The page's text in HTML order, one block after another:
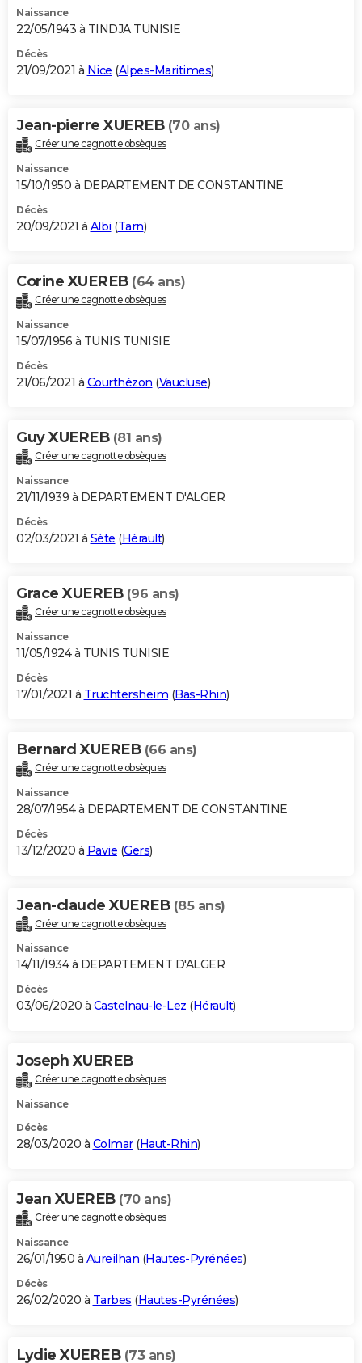
Naissance
22/05/1943 à TINDJA TUNISIE
Décès
21/09/2021 à Nice (Alpes-Maritimes)
Jean-pierre XUEREB (70 ans)
Créer une cagnotte obsèques
Naissance
15/10/1950 à DEPARTEMENT DE CONSTANTINE
Décès
20/09/2021 à Albi (Tarn)
Corine XUEREB (64 ans)
Créer une cagnotte obsèques
Naissance
15/07/1956 à TUNIS TUNISIE
Décès
21/06/2021 à Courthézon (Vaucluse)
Guy XUEREB (81 ans)
Créer une cagnotte obsèques
Naissance
21/11/1939 à DEPARTEMENT D'ALGER
Décès
02/03/2021 à Sète (Hérault)
Grace XUEREB (96 ans)
Créer une cagnotte obsèques
Naissance
11/05/1924 à TUNIS TUNISIE
Décès
17/01/2021 à Truchtersheim (Bas-Rhin)
Bernard XUEREB (66 ans)
Créer une cagnotte obsèques
Naissance
28/07/1954 à DEPARTEMENT DE CONSTANTINE
Décès
13/12/2020 à Pavie (Gers)
Jean-claude XUEREB (85 ans)
Créer une cagnotte obsèques
Naissance
14/11/1934 à DEPARTEMENT D'ALGER
Décès
03/06/2020 à Castelnau-le-Lez (Hérault)
Joseph XUEREB
Créer une cagnotte obsèques
Naissance
Décès
28/03/2020 à Colmar(Haut-Rhin)
Jean XUEREB (70 ans)
Créer une cagnotte obsèques
Naissance
26/01/1950 à Aureilhan (Hautes-Pyrénées)
Décès
26/02/2020 à Tarbes (Hautes-Pyrénées)
Lydie XUEREB (73 ans)